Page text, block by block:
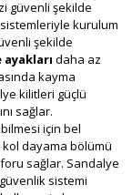
güvenli şekilde
kurulum
şekilde
daha az
kayma
kilitleri güçlü
sağlar.
için bel
dayama bölümü
sağlar. Sandalye
sistemi